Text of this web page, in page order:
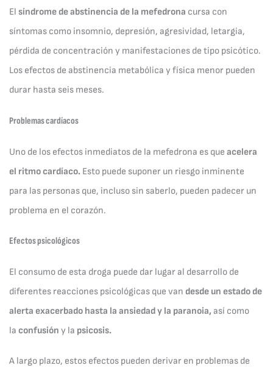
El síndrome de abstinencia de la mefedrona cursa con
síntomas como insomnio, depresión, agresividad, letargia,
pérdida de concentración y manifestaciones de tipo psicótico.
Los efectos de abstinencia metabólica y física menor pueden
durar hasta seis meses.
Problemas cardíacos
Uno de los efectos inmediatos de la mefedrona es que acelera
el ritmo cardíaco. Esto puede suponer un riesgo inminente
para las personas que, incluso sin saberlo, pueden padecer un
problema en el corazón.
Efectos psicológicos
El consumo de esta droga puede dar lugar al desarrollo de
diferentes reacciones psicológicas que van desde un estado de
alerta exacerbado hasta la ansiedad y la paranoia, así como
la confusión y la psicosis.
A largo plazo, estos efectos pueden derivar en problemas de